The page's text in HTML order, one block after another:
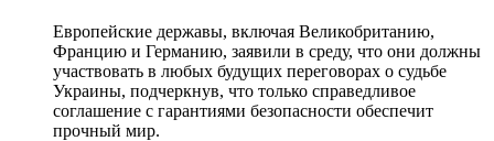
Европейские державы, включая Великобританию,
Францию и Германию, заявили в среду, что они должны
участвовать в любых будущих переговорах о судьбе
Украины, подчеркнув, что только справедливое
соглашение с гарантиями безопасности обеспечит
прочный мир.